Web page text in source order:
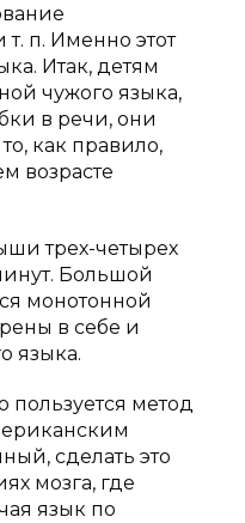
п. Именно этот
Итак, детям
чужого языка,
в речи, они
как правило,
возрасте
трех-четырех
Большой
монотонной
в себе и
языка.
метод
сделать это
мозга, где
язык по